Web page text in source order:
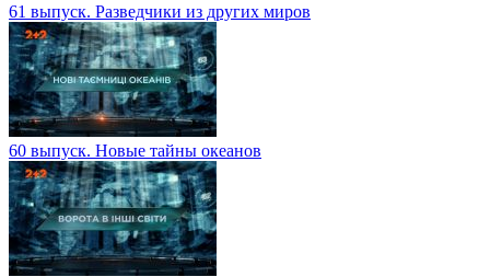
61 выпуск. Разведчики из других миров
60 выпуск. Новые тайны океанов